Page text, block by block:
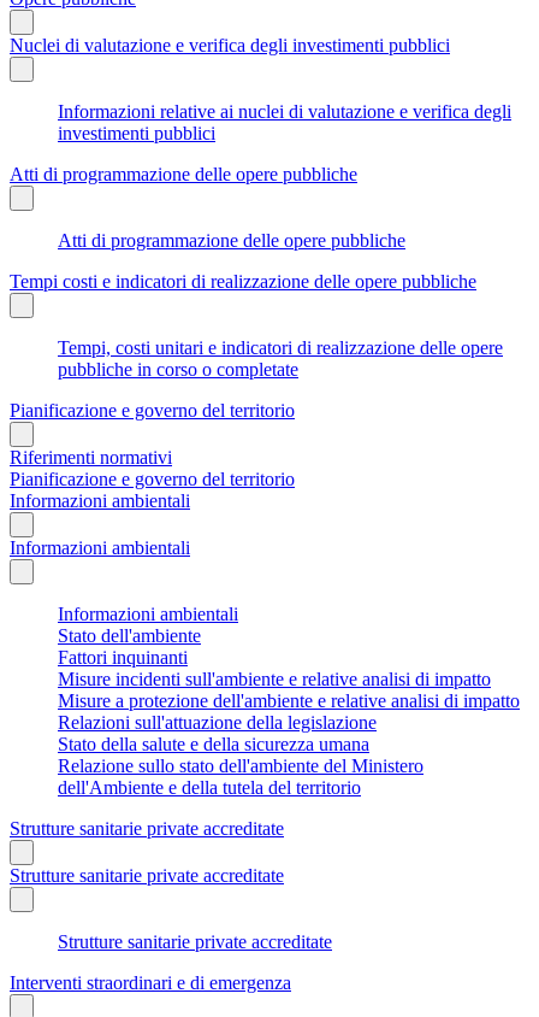
Nuclei di valutazione e verifica degli investimenti pubblici
Informazioni relative ai nuclei di valutazione e verifica degli
investimenti pubblici
Atti di programmazione delle opere pubbliche
Atti di programmazione delle opere pubbliche
Tempi costi e indicatori di realizzazione delle opere pubbliche
Tempi, costi unitari e indicatori di realizzazione delle opere
pubbliche in corso o completate
Pianificazione e governo del territorio
Riferimenti normativi
Pianificazione e governo del territorio
Informazioni ambientali
Informazioni ambientali
Informazioni ambientali
Stato dell'ambiente
Fattori inquinanti
Misure incidenti sull'ambiente e relative analisi di impatto
Misure a protezione dell'ambiente e relative analisi di impatto
Relazioni sull'attuazione della legislazione
Stato della salute e della sicurezza umana
Relazione sullo stato dell'ambiente del Ministero
dell'Ambiente e della tutela del territorio
Strutture sanitarie private accreditate
Strutture sanitarie private accreditate
Strutture sanitarie private accreditate
Interventi straordinari e di emergenza